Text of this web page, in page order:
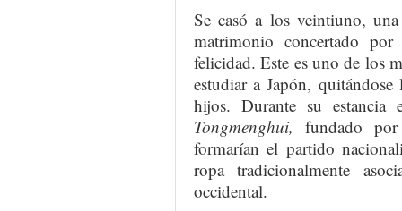
Se casó a los veintiuno,
matrimonio concertado
felicidad. Este es uno de los
estudiar a Japón,
hijos. Durante su
Tongmenghui, fundado
formarían el partido
ropa tradicionalmente
occidental.